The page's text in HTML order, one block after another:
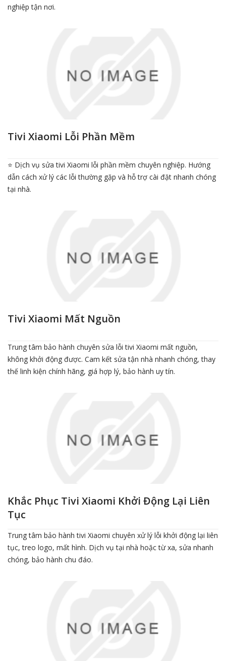
nghiệp tận nơi.
Tivi Xiaomi Lỗi Phần Mềm
⭐ Dịch vụ sửa tivi Xiaomi lỗi phần mềm chuyên nghiệp. Hướng
dẫn cách xử lý các lỗi thường gặp và hỗ trợ cài đặt nhanh chóng
tại nhà.
Tivi Xiaomi Mất Nguồn
Trung tâm bảo hành chuyên sửa lỗi tivi Xiaomi mất nguồn,
không khởi động được. Cam kết sửa tận nhà nhanh chóng, thay
thế linh kiện chính hãng, giá hợp lý, bảo hành uy tín.
Khắc Phục Tivi Xiaomi Khởi Động Lại Liên
Tục
Trung tâm bảo hành tivi Xiaomi chuyên xử lý lỗi khởi động lại liên
tục, treo logo, mất hình. Dịch vụ tại nhà hoặc từ xa, sửa nhanh
chóng, bảo hành chu đáo.